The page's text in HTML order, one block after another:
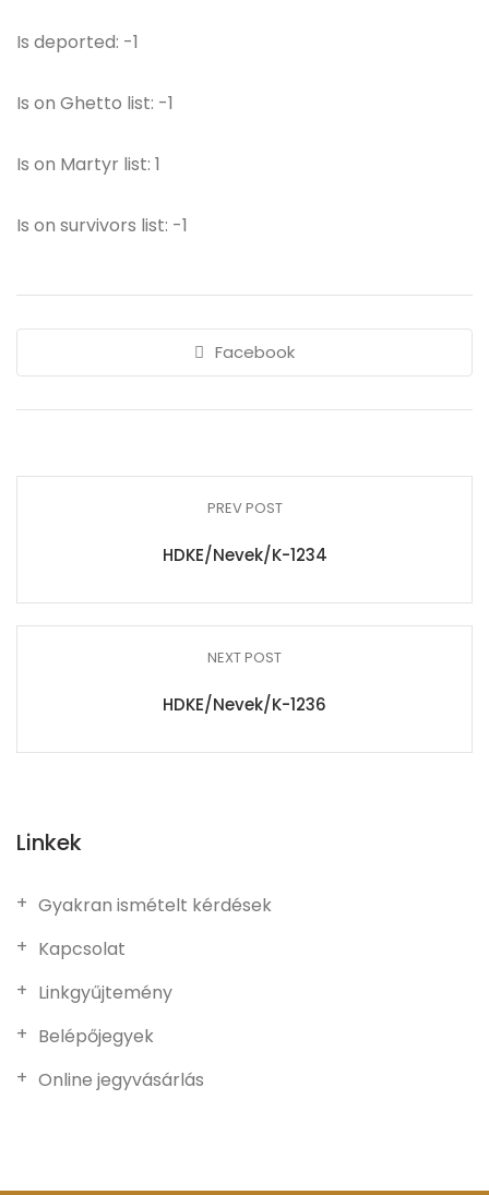
Is deported: -1
Is on Ghetto list: -1
Is on Martyr list: 1
Is on survivors list: -1
Facebook
PREV POST
HDKE/Nevek/K-1234
NEXT POST
HDKE/Nevek/K-1236
Linkek
Gyakran ismételt kérdések
Kapcsolat
Linkgyűjtemény
Belépőjegyek
Online jegyvásárlás